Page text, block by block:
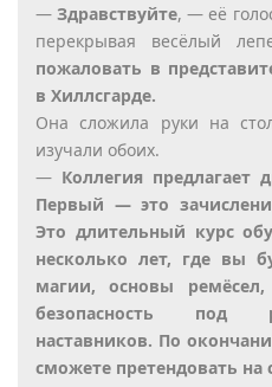
—Здравствуйте, — её
перекрывая весёлый
пожаловать в
в Хиллсгарде.
Она сложила руки на
изучали обоих.
— Коллегия
Первый — это
Это длительный курс
несколько лет, где вы
магии, основы
безопасность под
наставников. По
сможете претендовать на